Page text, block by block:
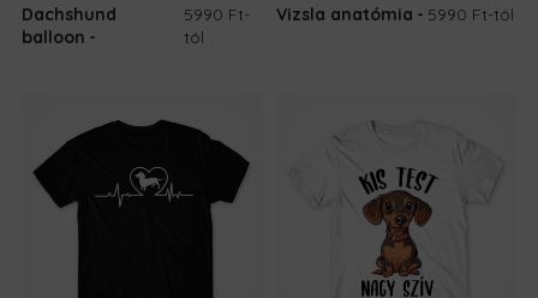
Dachshund
balloon
5990 Ft-
tól
Vizsla anatómia 5990 Ft-tól